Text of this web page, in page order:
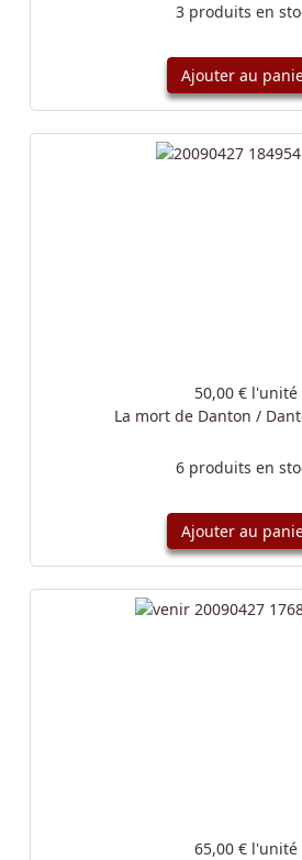
3 produits en
Ajouter au
50,00 € l'unité
La mort de Danton /
6 produits en
Ajouter au
65,00 € l'unité